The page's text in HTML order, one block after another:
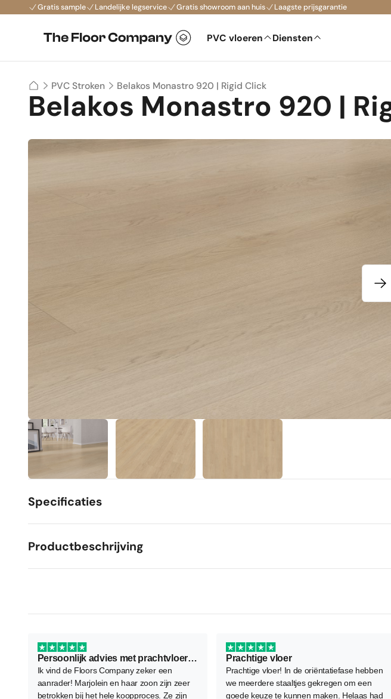
Gratis sample Landelijke legservice Gratis showroom aan huis Laagste prijsgarantie
PVC vloeren Diensten
PVC Stroken Belakos Monastro 920 | Rigid Click
Belakos Monastro 920 |
Specificaties
Productbeschrijving
Persoonlijk advies met prachtvloer als resultaat
Ik vind de Floors Company zeker een
aanrader! Marjolein en haar zoon zijn zeer
betrokken bij het hele koopproces. Ze zijn
Prachtige vloer
Prachtige vloer! In de oriëntatiefase hebben
we meerdere staaltjes gekregen om een
goede keuze te kunnen maken. Helaas had